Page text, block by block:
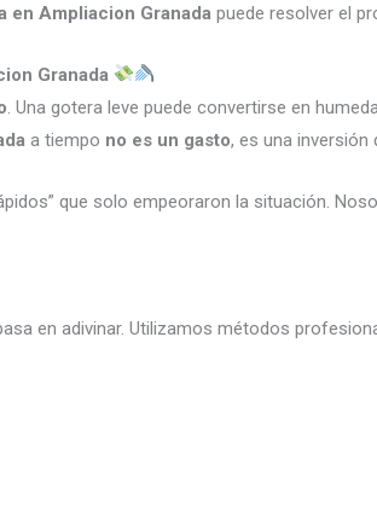
en Ampliacion Granada puede resolver el
Granada
. Una gotera leve puede convertirse en
a tiempo no es un gasto, es una inversión
que solo empeoraron la situación.
en adivinar. Utilizamos métodos